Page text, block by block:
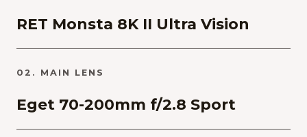
RET Monsta 8K II Ultra Vision
02. MAIN LENS
Eget 70-200mm f/2.8 Sport